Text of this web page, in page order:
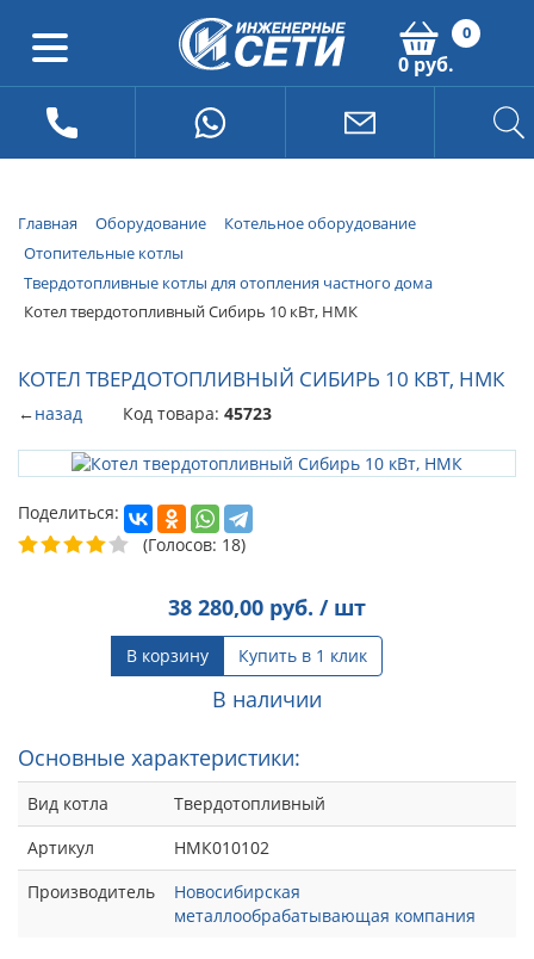
0
0 руб.
Главная Оборудование
Котельное оборудование
Отопительные котлы
Твердотопливные котлы для отопления частного дома
Котел твердотопливный Сибирь 10 кВт, НМК
КОТЕЛ ТВЕРДОТОПЛИВНЫЙ СИБИРЬ 10 КВТ, НМК
←назад Код товара: 45723
Поделиться:
(Голосов: 18)
38 280,00 руб. / шт
В корзину Купить в 1 клик
В наличии
Основные характеристики:
Вид котла
Твердотопливный
Артикул
НМК010102
Производитель
Новосибирская
металлообрабатывающая компания